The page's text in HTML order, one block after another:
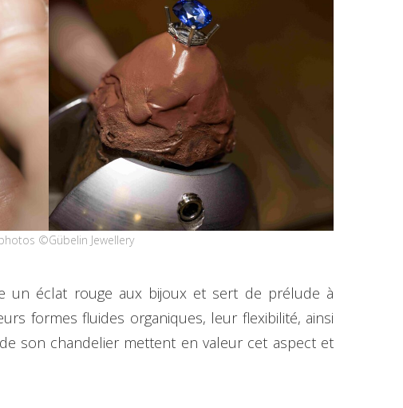
©Gübelin Jewellery
un éclat rouge aux bijoux et sert de prélude à
formes fluides organiques, leur flexibilité, ainsi
son chandelier mettent en valeur cet aspect et